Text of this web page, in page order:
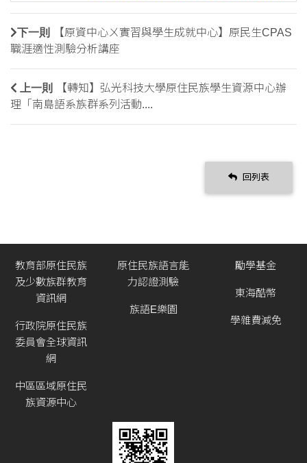
下一則
【原資中心ㄨ實習與學生成就中心】原民生CPAS
職涯適性測驗分析講座
上一則
【轉知】弘光科技大學原住民族學生資源中心辦
理「南島語系族群系列活動....
回列表
教育部原住民族
及少數族群教育
資訊網
行政院原住民族
委員會全球資訊
網
中區區域原住民
族資源中心
原住民族語言能
力認證測驗
族語E樂園
勵學基金
東海酷幣
學雜費減免